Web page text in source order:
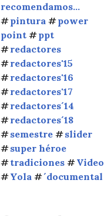
recomendamos...
pintura
power
point
ppt
redactores
redactores'15
redactores'16
redactores'17
redactores´14
redactores´18
semestre
slider
super héroe
tradiciones
Video
Yola
´documental